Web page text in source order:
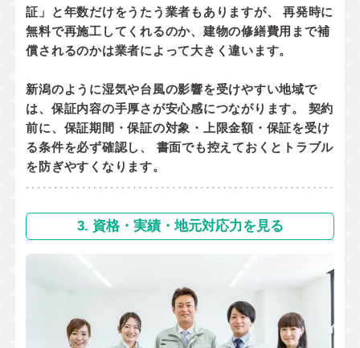
証」と年数だけをうたう業者もありますが、 再発時に
無料で再施工してくれるのか、 建物の修繕費用まで補
償されるのかは業者によって大きく違います。
新潟のように湿気や台風の影響を受けやすい地域で
は、保証内容の手厚さが安心感につながります。 契約
前に、 保証期間・保証の対象・上限金額・保証を受け
る条件を必ず確認し、 書面でも控えておくとトラブル
を防ぎやすくなります。
3. 資格・実績・地元対応力を見る